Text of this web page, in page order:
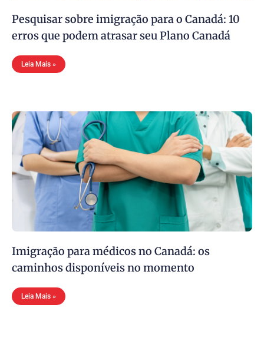
Pesquisar sobre imigração para o Canadá: 10
erros que podem atrasar seu Plano Canadá
Leia Mais »
Imigração para médicos no Canadá: os
caminhos disponíveis no momento
Leia Mais »